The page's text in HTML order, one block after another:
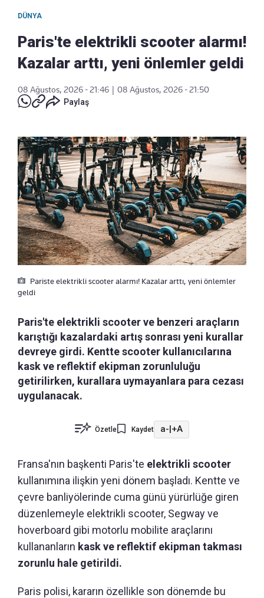
DÜNYA
Paris'te elektrikli scooter alarmı!
Kazalar arttı, yeni önlemler geldi
08 Ağustos, 2026 - 21:46
08 Ağustos, 2026 - 21:50
Paylaş
Pariste elektrikli scooter alarmı! Kazalar arttı, yeni önlemler
geldi
Paris'te elektrikli scooter ve benzeri araçların
karıştığı kazalardaki artış sonrası yeni kurallar
devreye girdi. Kentte scooter kullanıcılarına
kask ve reflektif ekipman zorunluluğu
getirilirken, kurallara uymayanlara para cezası
uygulanacak.
Özetle Kaydet a- +A
Fransa'nın başkenti Paris'te elektrikli scooter
kullanımına ilişkin yeni dönem başladı. Kentte ve
çevre banliyölerinde cuma günü yürürlüğe giren
düzenlemeyle elektrikli scooter, Segway ve
hoverboard gibi motorlu mobilite araçlarını
kullananların kask ve reflektif ekipman takması
zorunlu hale getirildi.
Paris polisi, kararın özellikle son dönemde bu